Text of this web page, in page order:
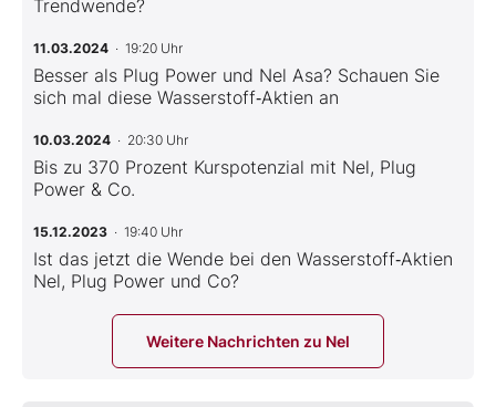
Trendwende?
11.03.2024 · 19:20 Uhr
Besser als Plug Power und Nel Asa? Schauen Sie
sich mal diese Wasserstoff‑Aktien an
10.03.2024 · 20:30 Uhr
Bis zu 370 Prozent Kurspotenzial mit Nel, Plug
Power & Co.
15.12.2023 · 19:40 Uhr
Ist das jetzt die Wende bei den Wasserstoff‑Aktien
Nel, Plug Power und Co?
Weitere Nachrichten zu Nel